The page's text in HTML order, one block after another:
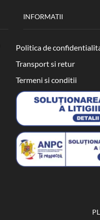
INFORMATII
Politica de
Transport si retur
Termeni si conditii